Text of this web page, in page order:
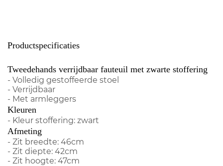
Productspecificaties
Tweedehands verrijdbaar fauteuil met zwarte stoffering
- Volledig gestoffeerde stoel
- Verrijdbaar
- Met armleggers
Kleuren
- Kleur stoffering: zwart
Afmeting
- Zit breedte: 46cm
- Zit diepte: 42cm
- Zit hoogte: 47cm